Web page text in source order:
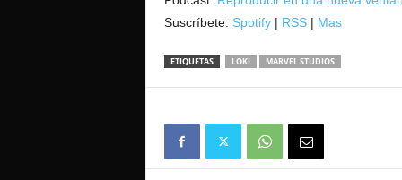
Suscríbete: Spotify| RSS| Mas
ETIQUETAS LOKI MARVEL STUDIOS